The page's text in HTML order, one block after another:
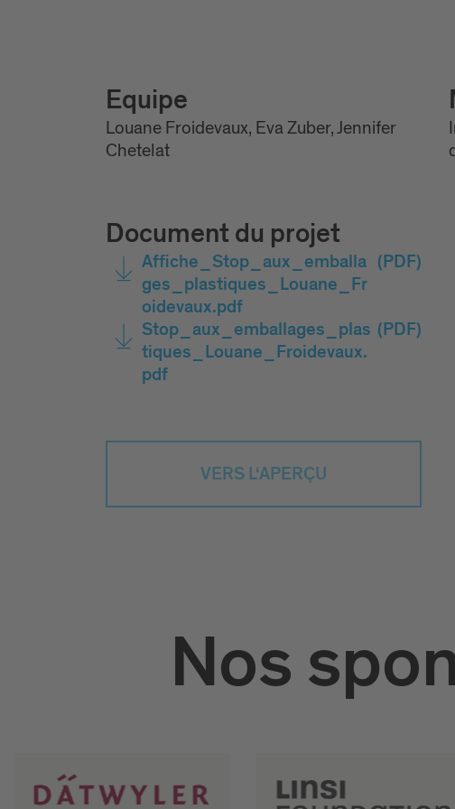
Equipe
Louane Froidevaux, Eva Zuber, Jennifer
Chetelat
Document du projet
Affiche_Stop_aux_emballa
ges_plastiques_Louane_Fr
oidevaux.pdf
(PDF)
Stop_aux_emballages_plas
tiques_Louane_Froidevaux.
pdf
(PDF)
VERS L‘APERÇU
Nos